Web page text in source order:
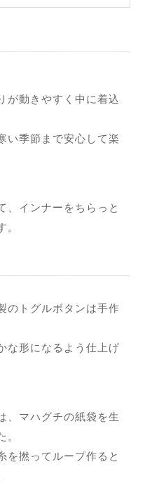
が動きやすく中に着込
い季節まで安心して楽
、インナーをちらっと
のトグルボタンは手作
な形になるよう仕上げ
、マハグチの紙袋を生
を撚ってループ作ると